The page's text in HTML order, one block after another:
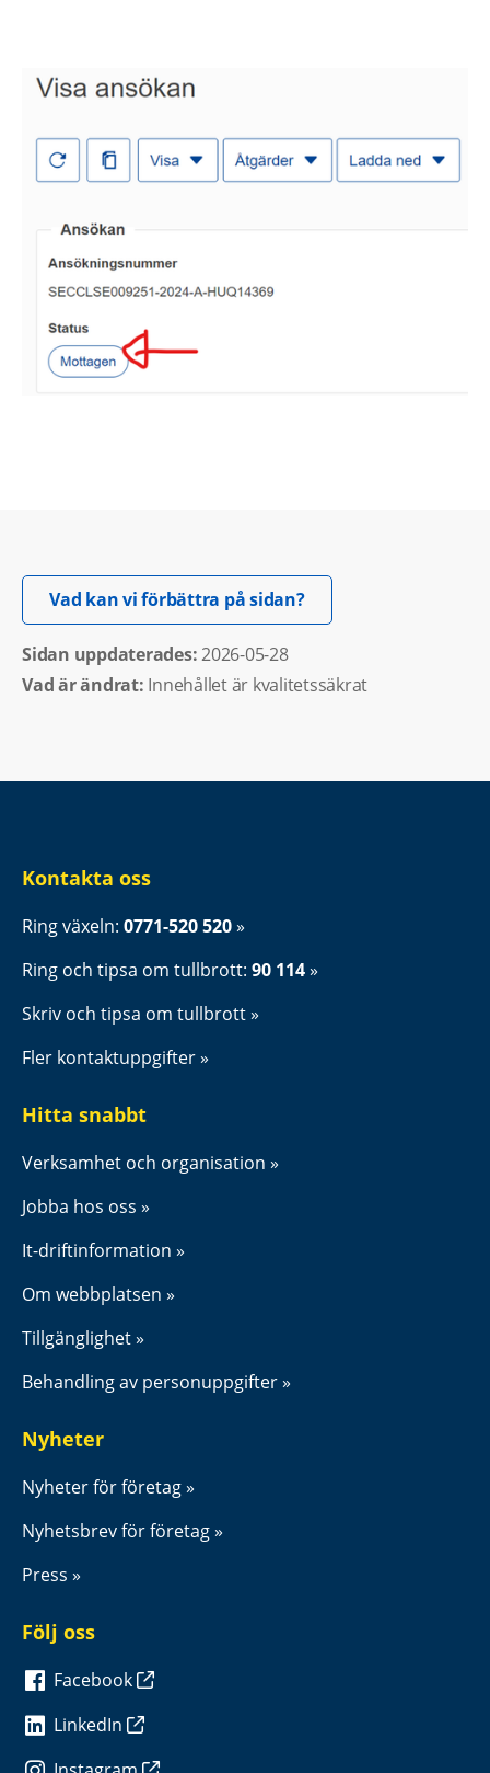
Vad kan vi förbättra på sidan?Öppnas i nytt fönster.
Sidan uppdaterades: 2026-05-28
Vad är ändrat: Innehållet är kvalitetssäkrat
Kontakta oss
Ring växeln: 0771-520 520
Ring och tipsa om tullbrott: 90 114
Skriv och tipsa om tullbrott
Fler kontaktuppgifter
Hitta snabbt
Verksamhet och organisation
Jobba hos oss
It-driftinformation
Om webbplatsen
Tillgänglighet
Behandling av personuppgifter
Nyheter
Nyheter för företag
Nyhetsbrev för företag
Press
Följ oss
Facebook
LinkedIn